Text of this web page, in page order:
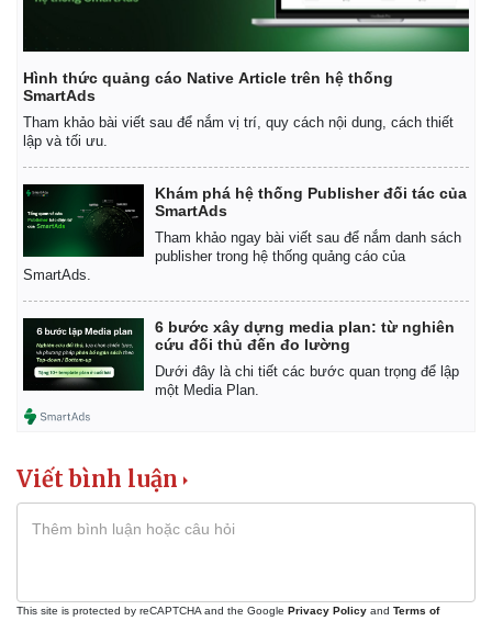
eSports
Hình thức quảng cáo Native Article trên hệ thống
SmartAds
Tham khảo bài viết sau để nắm vị trí, quy cách nội dung, cách thiết
lập và tối ưu.
Khám phá hệ thống Publisher đối tác của
SmartAds
Tham khảo ngay bài viết sau để nắm danh sách
publisher trong hệ thống quảng cáo của
SmartAds.
6 bước xây dựng media plan: từ nghiên
cứu đối thủ đến đo lường
Dưới đây là chi tiết các bước quan trọng để lập
một Media Plan.
Viết bình luận
This site is protected by reCAPTCHA and the Google Privacy Policy and Terms of